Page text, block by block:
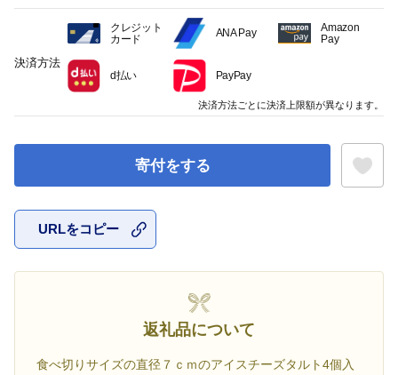
寄付をする
URLをコピー
返礼品について
食べ切りサイズの直径７ｃｍのアイスチーズタルト4個入
決済方法
クレジット
カード
ANA Pay
Amazon
Pay
d払い PayPay
決済方法ごとに決済上限額が異なります。